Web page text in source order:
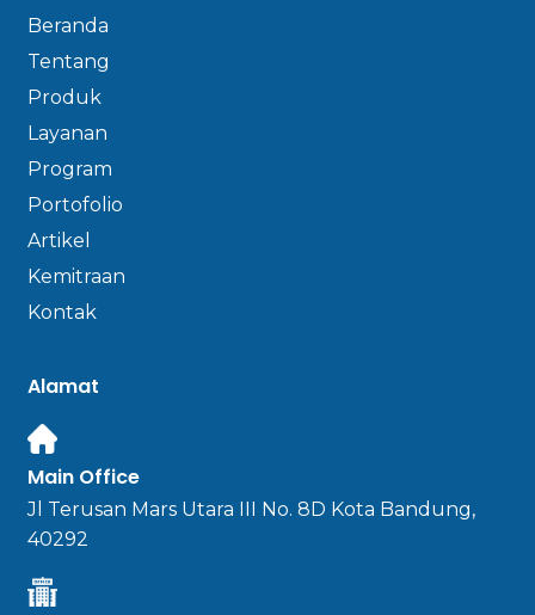
Beranda
Tentang
Produk
Layanan
Program
Portofolio
Artikel
Kemitraan
Kontak
Alamat
Main Office
Jl Terusan Mars Utara III No. 8D Kota Bandung,
40292